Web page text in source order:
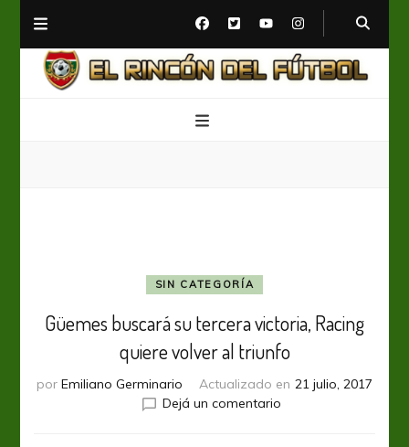
SIN CATEGORÍA
Güemes buscará su tercera victoria, Racing
quiere volver al triunfo
por Emiliano Germinario Actualizado en 21 julio, 2017
Dejá un comentarioen